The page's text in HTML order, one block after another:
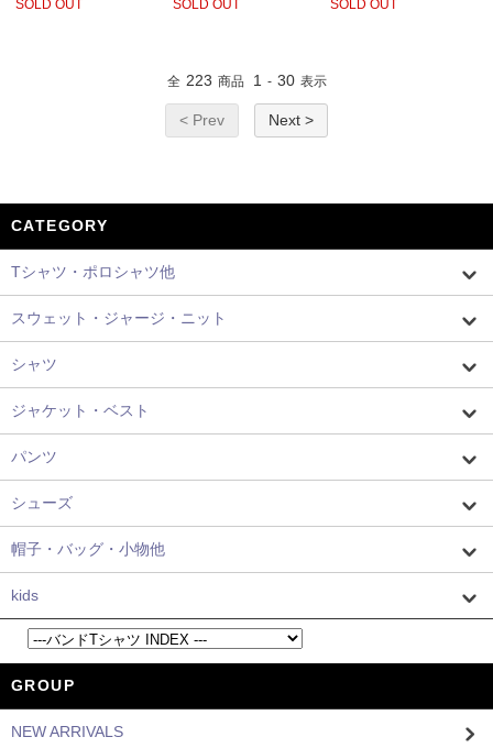
SOLD OUT
SOLD OUT
SOLD OUT
全 223 商品 1 - 30 表示
< Prev Next >
CATEGORY
Tシャツ・ポロシャツ他
スウェット・ジャージ・ニット
シャツ
ジャケット・ベスト
パンツ
シューズ
帽子・バッグ・小物他
kids
GROUP
NEW ARRIVALS